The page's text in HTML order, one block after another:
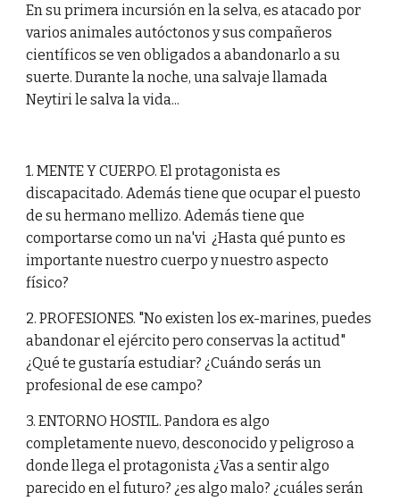
En su primera incursión en la selva, es atacado por
varios animales autóctonos y sus compañeros
científicos se ven obligados a abandonarlo a su
suerte. Durante la noche, una salvaje llamada
Neytiri le salva la vida...
1. MENTE Y CUERPO. El protagonista es
discapacitado. Además tiene que ocupar el puesto
de su hermano mellizo. Además tiene que
comportarse como un na'vi ¿Hasta qué punto es
importante nuestro cuerpo y nuestro aspecto
físico?
2. PROFESIONES. "No existen los ex-marines, puedes
abandonar el ejército pero conservas la actitud"
¿Qué te gustaría estudiar? ¿Cuándo serás un
profesional de ese campo?
3. ENTORNO HOSTIL. Pandora es algo
completamente nuevo, desconocido y peligroso a
donde llega el protagonista ¿Vas a sentir algo
parecido en el futuro? ¿es algo malo? ¿cuáles serán